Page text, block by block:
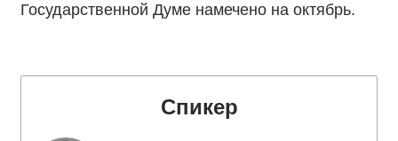
Государственной Думе намечено на октябрь.
Спикер